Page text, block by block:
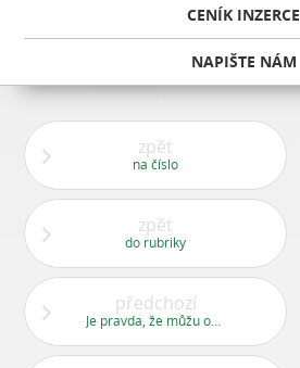
CENÍK INZERCE
NAPIŠTE NÁM
zpět
na číslo
zpět
do rubriky
předchozí